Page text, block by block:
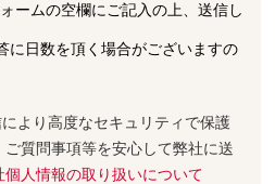
ームの空欄にご記入の上、送信し
に日数を頂く場合がございますの
より高度なセキュリティで保護
質問事項等を安心して弊社に送
個人情報の取り扱いについて